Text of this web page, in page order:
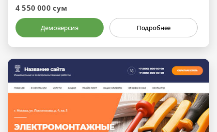
4 550 000 сум
Демоверсия Подробнее